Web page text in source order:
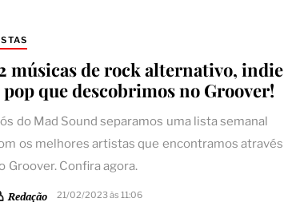
músicas de rock alternativo, indie
pop que descobrimos no Groover!
do Mad Sound separamos uma lista semanal
os melhores artistas que encontramos através
Groover. Confira agora.
Redação 21/02/2023 às 11:06